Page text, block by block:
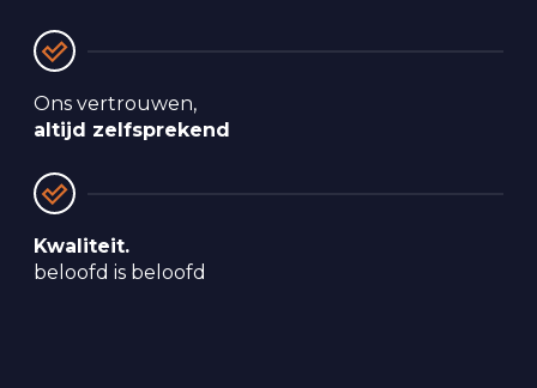
Ons vertrouwen,
altijd zelfsprekend
Kwaliteit.
beloofd is beloofd